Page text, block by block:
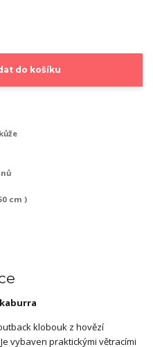
do košíku
cm )
klobouk z hovězí
vybaven praktickými větracími